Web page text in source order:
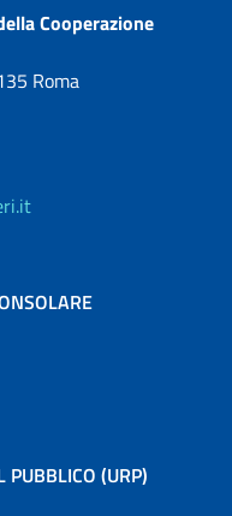
Cooperazione
Roma
PUBBLICO (URP)